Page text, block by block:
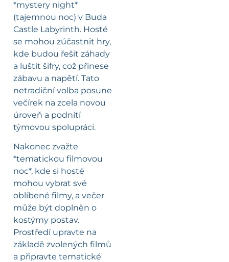
*mystery night*
(tajemnou noc) v Buda
Castle Labyrinth. Hosté
se mohou zúčastnit hry,
kde budou řešit záhady
a luštit šifry, což přinese
zábavu a napětí. Tato
netradiční volba posune
večírek na zcela novou
úroveň a podnítí
týmovou spolupráci.
Nakonec zvažte
*tematickou filmovou
noc*, kde si hosté
mohou vybrat své
oblíbené filmy, a večer
může být doplněn o
kostýmy postav.
Prostředí upravte na
základě zvolených filmů
a připravte tematické